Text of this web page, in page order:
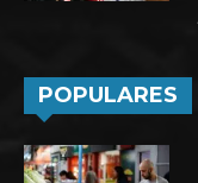
POPULARES